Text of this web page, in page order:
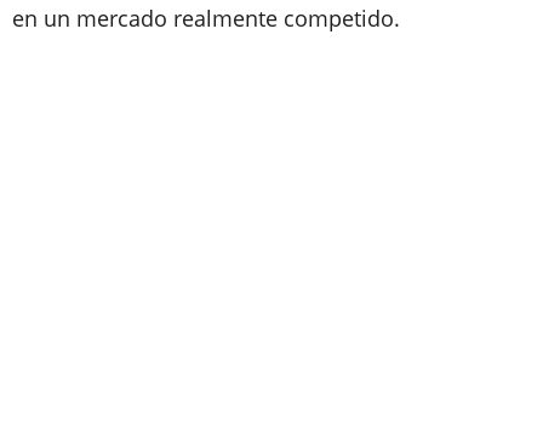
en un mercado realmente competido.